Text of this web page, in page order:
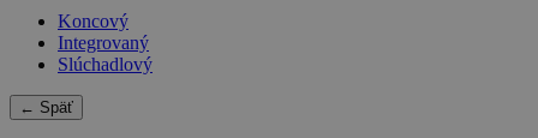
Koncový
Integrovaný
Slúchadlový
← Späť